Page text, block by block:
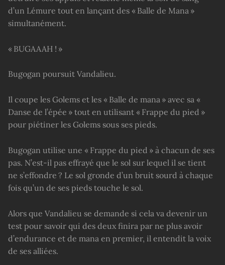
d’un Lémure tout en lançant des « Balle de Mana »
simultanément.
« BUGAAAH ! »
Bugogan poursuit Vandalieu.
Il coupe les Golems et les « Balle de mana » avec sa «
Danse de l’épée » tout en utilisant « Frappe du pied »
pour piétiner les Golems sous ses pieds.
Bugogan utilise une « Frappe du pied » à chacun de ses
pas. N’est-il pas effrayé que le sol sur lequel il se tient
ne s’effondre ? Le sol gronde d’un bruit sourd à chaque
fois qu’un de ses pieds touche le sol.
Alors que Vandalieu se demande si cela va devenir un
test pour savoir qui des deux finira par ne plus avoir
d’endurance et de mana en premier, il entendit la voix
de ses alliées.